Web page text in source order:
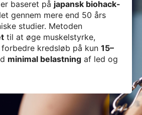
baseret på japansk biohack-
gennem mere end 50 års
studier. Metoden
til at øge muskelstyrke,
kredsløb på kun 15–
minimal belastning af led og